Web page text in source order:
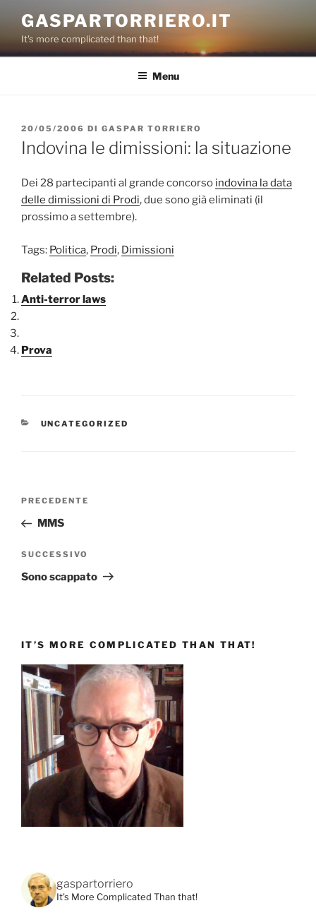
contenuto
GASPARTORRIERO.IT
It's more complicated than that!
Menu
PUBBLICATO
IL
20/05/2006 DI GASPAR TORRIERO
Indovina le dimissioni: la situazione
Dei 28 partecipanti al grande concorso indovina la data
delle dimissioni di Prodi, due sono già eliminati (il
prossimo a settembre).
Tags: Politica, Prodi, Dimissioni
Related Posts:
Anti-terror laws
Prova
CATEGORIE
UNCATEGORIZED
Navigazione
Articolo
precedente:
PRECEDENTE
MMS
Articolo
successivo
SUCCESSIVO
Sono scappato
IT’S MORE COMPLICATED THAN THAT!
gaspartorriero
It's More Complicated Than that!